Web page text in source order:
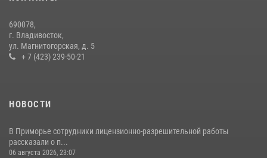
Во Владивостоке во дворе жилого дома сотрудники
вневедомственной охраны обнаружили запрещенные растения
29 июля 2026, 01:17
690078,
г. Владивосток,
ул. Магнитогорская, д. 5
+ 7 (423) 239-50-21
НОВОСТИ
В Приморье сотрудники лицензионно-разрешительной работы
рассказали о п...
06 августа 2026, 23:07